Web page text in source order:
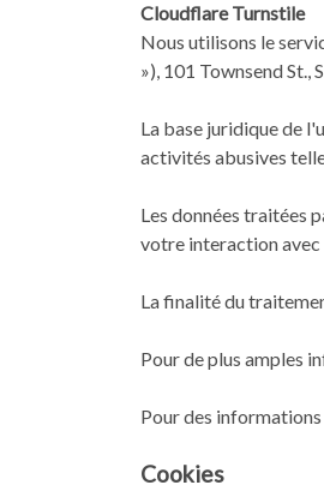
Cloudflare Turnstile
Nous utilisons le
»), 101 Townsend St.,
La base juridique de
activités abusives
Les données traitées
votre interaction avec
La finalité du
Pour de plus amples
Pour des
Cookies